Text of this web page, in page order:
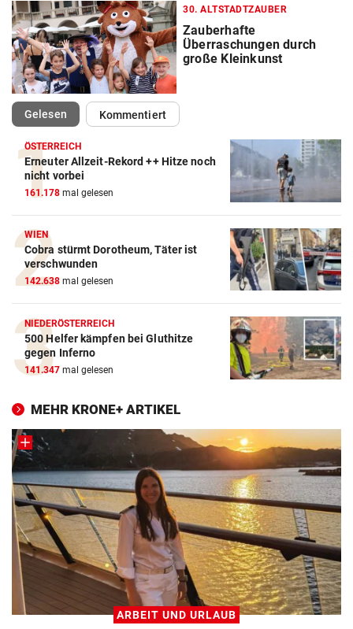
30. ALTSTADTZAUBER
Zauberhafte
Überraschungen durch
große Kleinkunst
Gelesen(ausgewählt)Kommentiert
ÖSTERREICH
Erneuter Allzeit-Rekord ++ Hitze noch
nicht vorbei
161.178 mal gelesen
WIEN
Cobra stürmt Dorotheum, Täter ist
verschwunden
142.638 mal gelesen
NIEDERÖSTERREICH
500 Helfer kämpfen bei Gluthitze
gegen Inferno
141.347 mal gelesen
MEHR KRONE+ ARTIKEL
ARBEIT UND URLAUB